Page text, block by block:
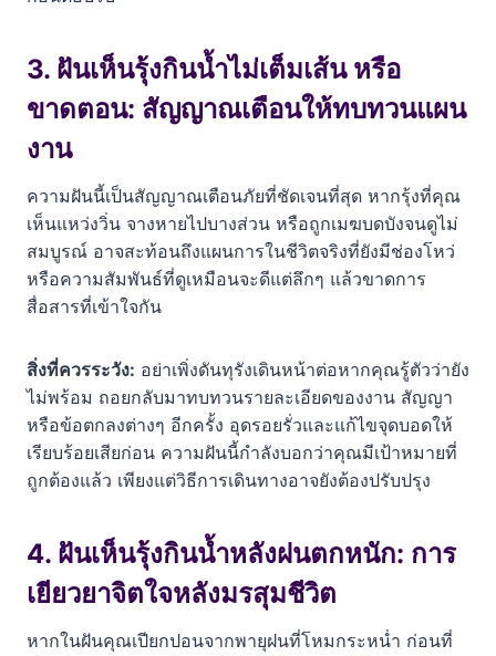
3. ฝันเห็นรุ้งกินน้ำไม่เต็มเส้น หรือ
ขาดตอน: สัญญาณเตือนให้ทบทวนแผน
งาน
ความฝันนี้เป็นสัญญาณเตือนภัยที่ชัดเจนที่สุด หากรุ้งที่คุณ
เห็นแหว่งวิ่น จางหายไปบางส่วน หรือถูกเมฆบดบังจนดูไม่
สมบูรณ์ อาจสะท้อนถึงแผนการในชีวิตจริงที่ยังมีช่องโหว่
หรือความสัมพันธ์ที่ดูเหมือนจะดีแต่ลึกๆ แล้วขาดการ
สื่อสารที่เข้าใจกัน
สิ่งที่ควรระวัง: อย่าเพิ่งดันทุรังเดินหน้าต่อหากคุณรู้ตัวว่ายัง
ไม่พร้อม ถอยกลับมาทบทวนรายละเอียดของงาน สัญญา
หรือข้อตกลงต่างๆ อีกครั้ง อุดรอยรั่วและแก้ไขจุดบอดให้
เรียบร้อยเสียก่อน ความฝันนี้กำลังบอกว่าคุณมีเป้าหมายที่
ถูกต้องแล้ว เพียงแต่วิธีการเดินทางอาจยังต้องปรับปรุง
4. ฝันเห็นรุ้งกินน้ำหลังฝนตกหนัก: การ
เยียวยาจิตใจหลังมรสุมชีวิต
หากในฝันคุณเปียกปอนจากพายุฝนที่โหมกระหน่ำ ก่อนที่